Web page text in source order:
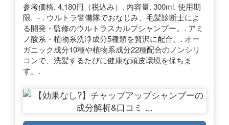
参考価格. 4,180円（税込み）. 内容量. 300ml. 使用期
限. －. ウルトラ警備隊でおなじみ、毛髪診断士によ
る開発・監修のウルトラスカルプシャンプー。. アミ
ノ酸系・植物系洗浄成分5種類を贅沢に配合。. オー
ガニック成分10種や植物系成分22種配合のノンシリ
コンで、洗髪するたびに健康な頭皮環境を保ちま
す。.